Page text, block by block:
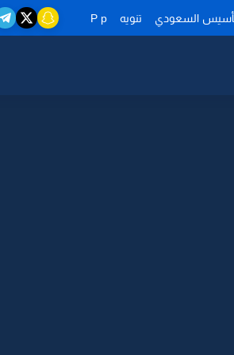
السعودي تنويه P p